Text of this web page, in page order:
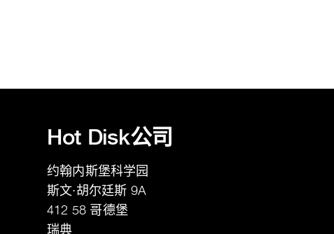
Hot Disk公司
约翰内斯堡科学园
斯文·胡尔廷斯 9A
412 58 哥德堡
瑞典